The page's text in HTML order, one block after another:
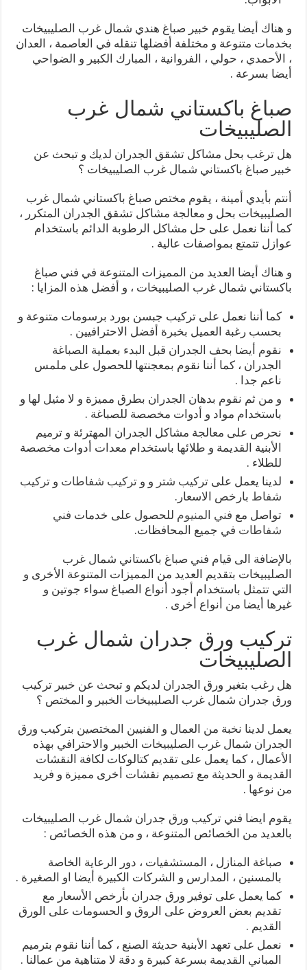
و هناك أيضا يقوم خبير صباغ هندي شمال غرب الصليبيخات
بخدمات متنوعة و مختلفة أفضلها تنقله في العاصمة ، العدان
، الأحمدي ، حولي ، الفروانية ، المبارك الكبير و الضواحي
أيضا بسرعة .
صباغ باكستاني شمال غرب
الصليبيخات
هل ترغب بحل مشاكل تشقق الجدران لديك و تبحث عن
خبير صباغ باكستاني شمال غرب الصليبيخات ؟
أنتم بأيدي أمينة ، يقوم مختص صباغ باكستاني شمال غرب
الصليبيخات بحل و معالجة مشاكل تشقق الجدران المتكرر ،
كما أننا نعمل على حل مشاكل الرطوبة الدائم باستخدام
عوازل تتمتع بمواصفات عالية .
و هناك أيضا العديد من المميزات المتنوعة في فني صباغ
باكستاني شمال غرب الصليبيخات ، و أفضل هذه المزايا :
كما أننا نعمل على تركيب جبسن بورد برسومات متنوعة و
بحسب رغبة العميل بخبرة أفضل الاحترافيين .
نقوم أيضا بحف الجدران قبل البدء بعملية الصباغة
الجدران ، كما أننا نقوم بمعجنتها للحصول على ملمس
ناعم جدا .
و من ثم نقوم بدهان الجدران بطرق مميزة و لا مثيل لها و
باستخدام مواد و أدوات مخصصة للصباغة .
نحرص على معالجة مشاكل الجدران المهترئة و ترميم
الأبنية القديمة و طلائها باستخدام معدات أدوات مخصصة
للطلاء .
لدينا يعمل علىتركيب شتر و وتركيب شفاطات وتركيب
شفاط بارخص الاسعار.
تواصل مع فني المنيوم للحصول على خدمات فني
شفاطات في جميع المحافظات.
بالإضافة الى قيام فني صباغ باكستاني شمال غرب
الصليبيخات بتقديم العديد من المميزات المتنوعة الأخرى و
التي تتمثل باستخدام أجود أنواع الصباغ سواء جوتين و
غيرها أيضا من أنواع أخرى .
تركيب ورق جدران شمال غرب
الصليبيخات
هل رغب بتغير ورق الجدران لديكم و تبحث عن خبير تركيب
ورق جدران شمال غرب الصليبيخات الخبير و المختص ؟
يعمل لدينا نخبة من العمال و الفنيين المختصين بتركيب ورق
الجدران شمال غرب الصليبيخات الخبير والاحترافي بهذه
الأعمال ، كما يعمل على تقديم كتالوكات لكافة النقشات
القديمة و الحديثة مع تصميم نقشات أخرى مميزة و فريد
من نوعها .
يقوم ايضا فني تركيب ورق جدران شمال غرب الصليبيخات
بالعديد من الخصائص المتنوعة ، و من هذه الخصائص :
صباغة المنازل ، المستشفيات ، دور الرعاية الخاصة
بالمسنين ، المدارس و الشركات الكبيرة أيضا او الصغيرة .
كما يعمل على توفير ورق جدران بأرخص الأسعار مع
تقديم بعض العروض على الروق و الحسومات على الورق
القديم .
نعمل على تعهد الأبنية حديثة الصنع ، كما أننا نقوم بترميم
المباني القديمة بسرعة كبيرة و دقة لا متناهية من عمالنا .